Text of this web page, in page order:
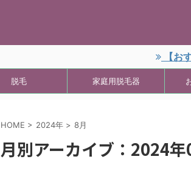
【お
脱毛 家庭用脱毛器
HOME > 2024年 > 8月
月別アーカイブ：2024年